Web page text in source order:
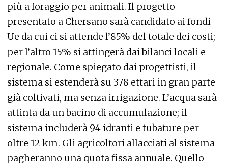
più a foraggio per animali. Il progetto
presentato a Chersano sarà candidato ai fondi
Ue da cui ci si attende l’85% del totale dei costi;
per l’altro 15% si attingerà dai bilanci locali e
regionale. Come spiegato dai progettisti, il
sistema si estenderà su 378 ettari in gran parte
già coltivati, ma senza irrigazione. L’acqua sarà
attinta da un bacino di accumulazione; il
sistema includerà 94 idranti e tubature per
oltre 12 km. Gli agricoltori allacciati al sistema
pagheranno una quota fissa annuale. Quello